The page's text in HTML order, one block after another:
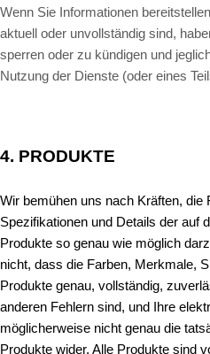
Wenn Sie Informationen
aktuell oder unvollständig sind,
sperren oder zu kündigen und
Nutzung der Dienste (oder eines
4. PRODUKTE
Wir bemühen uns nach Kräften, die
Spezifikationen und Details der auf
Produkte so genau wie möglich
nicht, dass die Farben, Merkmale,
Produkte genau, vollständig,
anderen Fehlern sind, und Ihre
möglicherweise nicht genau die
Produkte wider. Alle Produkte sind